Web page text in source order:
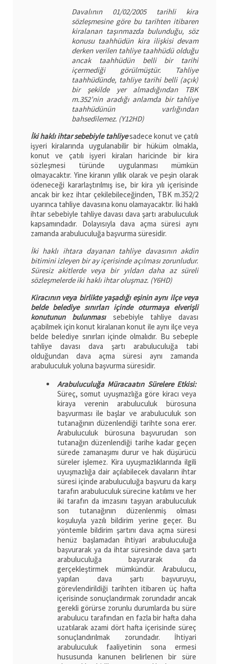
Davalının 01/02/2005 tarihli kira
sözleşmesine göre bu tarihten itibaren
kiralanan taşınmazda bulunduğu, söz
konusu taahhüdün kira ilişkisi devam
derken verilen tahliye taahhüdü olduğu
ancak taahhüdün belli bir tarihi
içermediği görülmüştür. Tahliye
taahhüdünde, tahliye tarihi belli (açık)
bir şekilde yer almadığından TBK
m.352’nin aradığı anlamda bir tahliye
taahhüdünün varlığından
bahsedilemez. (Y12HD)
İki haklı ihtar sebebiyle tahliyesadece konut ve çatılı
işyeri kiralarında uygulanabilir bir hüküm olmakla,
konut ve çatılı işyeri kiraları haricinde bir kira
sözleşmesi türünde uygulanması mümkün
olmayacaktır. Yine kiranın yıllık olarak ve peşin olarak
ödeneceği kararlaştırılmış ise, bir kira yılı içerisinde
ancak bir kez ihtar çekilebileceğinden, TBK m.352/2
uyarınca tahliye davasına konu olamayacaktır. İki haklı
ihtar sebebiyle tahliye davası dava şartı arabuluculuk
kapsamındadır. Dolayısıyla dava açma süresi aynı
zamanda arabuluculuğa başvurma süresidir.
İki haklı ihtara dayanan tahliye davasının akdin
bitimini izleyen bir ay içerisinde açılması zorunludur.
Süresiz akitlerde veya bir yıldan daha az süreli
sözleşmelerde iki haklı ihtar oluşmaz. (Y6HD)
Kiracının veya birlikte yaşadığı eşinin aynı ilçe veya
belde belediye sınırları içinde oturmaya elverişli
konutunun bulunması sebebiyle tahliye davası
açabilmek için konut kiralanan konut ile aynı ilçe veya
belde belediye sınırları içinde olmalıdır. Bu sebeple
tahliye davası dava şartı arabuluculuğa tabi
olduğundan dava açma süresi aynı zamanda
arabuluculuk yoluna başvurma süresidir.
Arabuluculuğa Müracaatın Sürelere Etkisi:
Süreç, somut uyuşmazlığa göre kiracı veya
kiraya verenin arabuluculuk bürosuna
başvurması ile başlar ve arabuluculuk son
tutanağının düzenlendiği tarihte sona erer.
Arabuluculuk bürosuna başvurudan son
tutanağın düzenlendiği tarihe kadar geçen
sürede zamanaşımı durur ve hak düşürücü
süreler işlemez. Kira uyuşmazlıklarında ilgili
uyuşmazlığa dair açılabilecek davaların ihtar
süresi içinde arabuluculuğa başvuru da karşı
tarafın arabuluculuk sürecine katılımı ve her
iki tarafın da imzasını taşıyan arabuluculuk
son tutanağının düzenlenmiş olması
koşuluyla yazılı bildirim yerine geçer. Bu
yöntemle bildirim şartını dava açma süresi
henüz başlamadan ihtiyari arabuluculuğa
başvurarak ya da ihtar süresinde dava şartı
arabuluculuğa başvurarak da
gerçekleştirmek mümkündür. Arabulucu,
yapılan dava şartı başvuruyu,
görevlendirildiği tarihten itibaren üç hafta
içerisinde sonuçlandırmak zorundadır ancak
gerekli görürse zorunlu durumlarda bu süre
arabulucu tarafından en fazla bir hafta daha
uzatılarak azami dört hafta içerisinde süreç
sonuçlandırılmak zorundadır. İhtiyari
arabuluculuk faaliyetinin sona ermesi
hususunda kanunen belirlenen bir süre